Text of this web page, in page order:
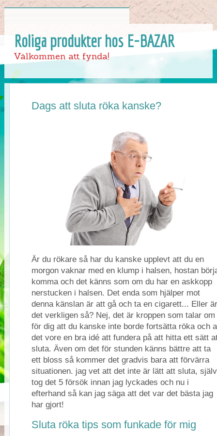
Roliga produkter hos E-BAZAR
Välkommen att fynda!
Dags att sluta röka kanske?
Är du rökare så har du kanske upplevt att du en
morgon vaknar med en klump i halsen, hostan
komma och det känns som om du har en askkopp
nerstucken i halsen. Det enda som hjälper mot
denna känslan är att gå och ta en cigarett... Eller är
det verkligen så? Nej, det är kroppen som talar om
för dig att du kanske inte borde fortsätta röka och
det vore en bra idé att fundera på att hitta ett sätt
sluta. Även om det för stunden känns bättre att ta
ett bloss så kommer det gradvis bara att förvärra
situationen. jag vet att det inte är lätt att sluta, själv
tog det 5 försök innan jag lyckades och nu i
efterhand så kan jag säga att det var det bästa jag
har gjort!
Sluta röka tips som funkade för mig